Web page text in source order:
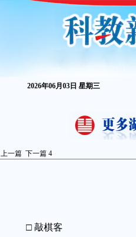
2026年06月03日 星期三
上一篇 下一篇 4
□ 敲棋客